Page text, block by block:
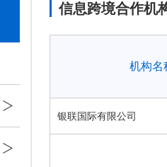
信息跨境合作机
机构名
银联国际有限公司